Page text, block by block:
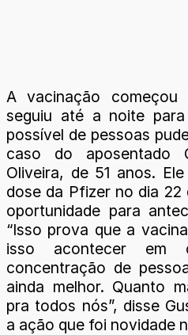
A vacinação
seguiu até a noite
possível de pessoas
caso do aposentado
Oliveira, de 51 anos.
dose da Pfizer no dia
oportunidade para
“Isso prova que a
isso acontecer em
concentração de
ainda melhor. Quanto
pra todos nós”, disse
a ação que foi novidade